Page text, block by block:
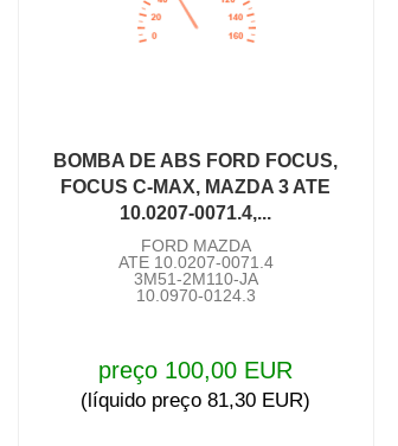
BOMBA DE ABS FORD FOCUS,
FOCUS C-MAX, MAZDA 3 ATE
10.0207-0071.4,...
FORD MAZDA
ATE 10.0207-0071.4
3M51-2M110-JA
10.0970-0124.3
preço 100,00 EUR
(líquido preço 81,30 EUR)